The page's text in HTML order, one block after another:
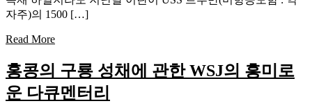
자주)의 1500 […]
Read More
홍콩의 구룡 성채에 관한 WSJ의 흥미로
운 다큐멘터리